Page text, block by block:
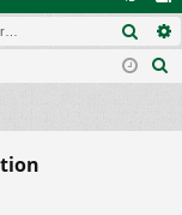
on
ne
ns
cri